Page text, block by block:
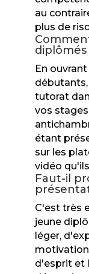
au
plus de
En
tutorat
vos
étant
sur les
vidéo
Faut-il
C'est très
jeune
léger,
d'esprit et